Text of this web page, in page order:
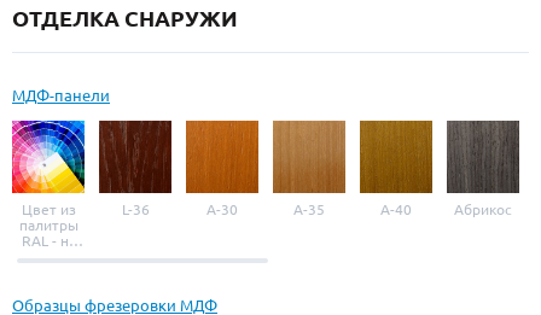
Резиновый уплотнитель
ОТДЕЛКА СНАРУЖИ
МДФ-панели
Цвет из
палитры
RAL - на
выбор
L-36 A-30 A-35 A-40 Абрикос
Образцы фрезеровки МДФ